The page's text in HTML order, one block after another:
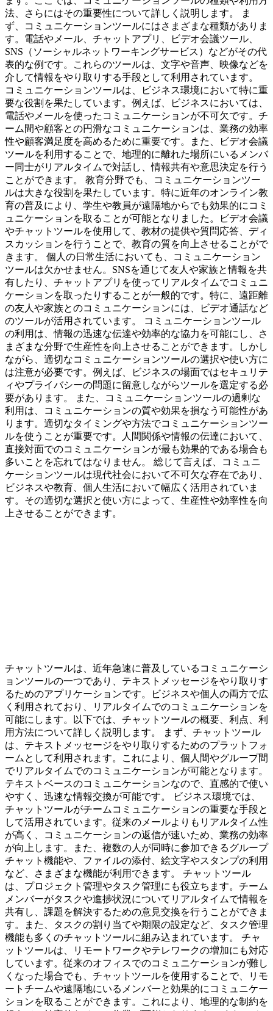
法、さらにはその重要性について詳しく説明します。 ま
ず、コミュニケーションツールにはさまざまな種類がありま
す。電話やメール、チャットアプリ、ビデオ会議ツール、
SNS（ソーシャルネットワーキングサービス）などがその代
表的な例です。これらのツールは、文字や音声、映像などを
介して情報をやり取りする手段として利用されています。
コミュニケーションツールは、ビジネス環境において特に重
要な役割を果たしています。例えば、ビジネスにおいては、
電話やメールを使ったコミュニケーションが不可欠です。チ
ーム間や顧客との円滑なコミュニケーションは、業務の効率
性や顧客満足度を高めるために重要です。また、ビデオ会議
ツールを利用することで、地理的に離れた場所にいるメンバ
ー同士がリアルタイムで対話し、情報共有や意思決定を行う
ことができます。 教育分野でも、コミュニケーションツー
ルは大きな役割を果たしています。特に近年のオンライン教
育の普及により、学生や教員が遠隔地からでも効果的にコミ
ュニケーションを取ることが可能となりました。ビデオ会議
やチャットツールを使用して、教材の提供や質問応答、ディ
スカッションを行うことで、教育の質を向上させることがで
きます。 個人の日常生活においても、コミュニケーション
ツールは欠かせません。SNSを通じて友人や家族と情報を共
有したり、チャットアプリを使ってリアルタイムでコミュニ
ケーションを取ったりすることが一般的です。特に、遠距離
の友人や家族とのコミュニケーションには、ビデオ通話など
のツールが活用されています。 コミュニケーションツール
の利用は、情報の迅速な伝達や効率的な協力を可能にし、さ
まざまな分野で生産性を向上させることができます。しかし
ながら、適切なコミュニケーションツールの選択や使い方に
は注意が必要です。例えば、ビジネスの場面ではセキュリテ
ィやプライバシーの問題に留意しながらツールを選定する必
要があります。 また、コミュニケーションツールの過剰な
利用は、コミュニケーションの質や効果を損なう可能性があ
ります。適切なタイミングや方法でコミュニケーションツー
ルを使うことが重要です。人間関係や情報の伝達において、
直接対面でのコミュニケーションが最も効果的である場合も
多いことを忘れてはなりません。 総じて言えば、コミュニ
ケーションツールは現代社会において不可欠な存在であり、
ビジネスや教育、個人生活において幅広く活用されていま
す。その適切な選択と使い方によって、生産性や効率性を向
上させることができます。
チャットツールは、近年急速に普及しているコミュニケーシ
ョンツールの一つであり、テキストメッセージをやり取りす
るためのアプリケーションです。ビジネスや個人の両方で広
く利用されており、リアルタイムでのコミュニケーションを
可能にします。以下では、チャットツールの概要、利点、利
用方法について詳しく説明します。 まず、チャットツール
は、テキストメッセージをやり取りするためのプラットフォ
ームとして利用されます。これにより、個人間やグループ間
でリアルタイムでのコミュニケーションが可能となります。
テキストベースのコミュニケーションなので、直感的で使い
やすく、迅速な情報交換が可能です。 ビジネス環境では、
チャットツールがチームコミュニケーションの重要な手段と
して活用されています。従来のメールよりもリアルタイム性
が高く、コミュニケーションの返信が速いため、業務の効率
が向上します。また、複数の人が同時に参加できるグループ
チャット機能や、ファイルの添付、絵文字やスタンプの利用
など、さまざまな機能が利用できます。 チャットツール
は、プロジェクト管理やタスク管理にも役立ちます。チーム
メンバーがタスクや進捗状況についてリアルタイムで情報を
共有し、課題を解決するための意見交換を行うことができま
す。また、タスクの割り当てや期限の設定など、タスク管理
機能も多くのチャットツールに組み込まれています。 チャ
ットツールは、リモートワークやテレワークの増加にも対応
しています。従来のオフィスでのコミュニケーションが難し
くなった場合でも、チャットツールを使用することで、リモ
ートチームや遠隔地にいるメンバーと効果的にコミュニケー
ションを取ることができます。これにより、地理的な制約を